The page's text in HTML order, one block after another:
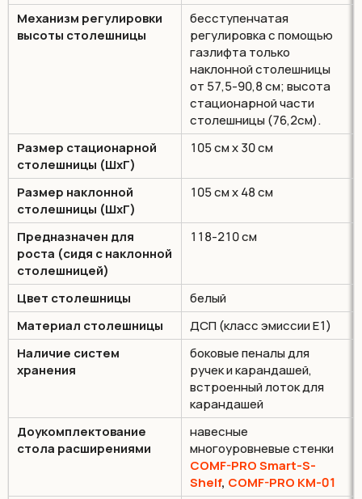
Механизм регулировки
высоты столешницы
бесступенчатая
регулировка с помощью
газлифта только
наклонной столешницы
от 57,5-90,8 см; высота
стационарной части
столешницы (76,2см).
Размер стационарной
столешницы (ШхГ)
105 см х 30 см
Размер наклонной
столешницы (ШхГ)
105 см х 48 см
Предназначен для
роста (сидя с наклонной
столешницей)
118-210 см
Цвет столешницы
белый
Материал столешницы
ДСП (класс эмиссии Е1)
Наличие систем
хранения
боковые пеналы для
ручек и карандашей,
встроенный лоток для
карандашей
Доукомплектование
стола расширениями
навесные
многоуровневые стенки
COMF-PRO Smart-S-
Shelf, COMF-PRO KM-01